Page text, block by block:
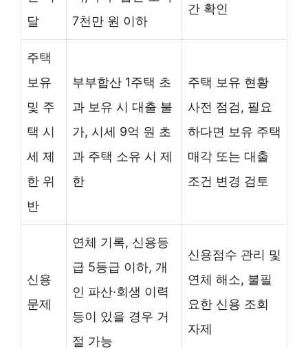
달
7천만 원 이하
간 확인
주택
보유
및 주
택 시
세 제
한 위
반
부부합산 1주택 초
과 보유 시 대출 불
가, 시세 9억 원 초
과 주택 소유 시 제
한
주택 보유 현황
사전 점검, 필요
하다면 보유 주택
매각 또는 대출
조건 변경 검토
신용
문제
연체 기록, 신용등
급 5등급 이하, 개
인 파산·회생 이력
등이 있을 경우 거
절 가능
신용점수 관리 및
연체 해소, 불필
요한 신용 조회
자제